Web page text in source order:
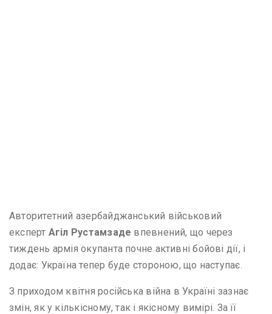
Авторитетний азербайджанський військовий
експерт Агіл Рустамзаде впевнений, що через
тиждень армія окупанта почне активні бойові дії, і
додає: Україна тепер буде стороною, що наступає.
З приходом квітня російська війна в Україні зазнає
змін, як у кількісному, так і якісному вимірі. За її